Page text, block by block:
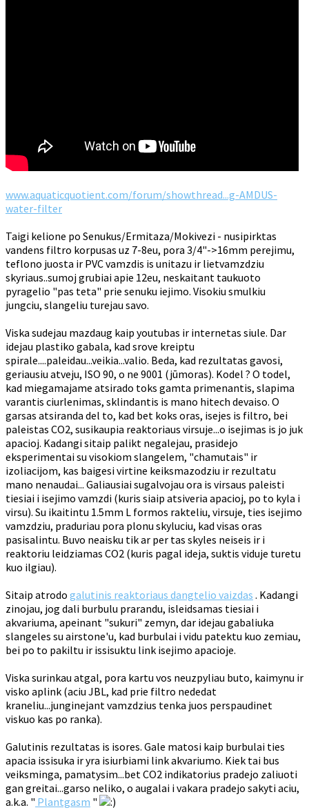
www.aquaticquotient.com/forum/showthread...g-AMDUS-
water-filter
Taigi kelione po Senukus/Ermitaza/Mokivezi - nusipirktas
vandens filtro korpusas uz 7-8eu, pora 3/4"->16mm perejimu,
teflono juosta ir PVC vamzdis is unitazu ir lietvamzdziu
skyriaus..sumoj grubiai apie 12eu, neskaitant taukuoto
pyragelio "pas teta" prie senuku iejimo. Visokiu smulkiu
jungciu, slangeliu turejau savo.
Viska sudejau mazdaug kaip youtubas ir internetas siule. Dar
idejau plastiko gabala, kad srove kreiptu
spirale....paleidau...veikia...valio. Beda, kad rezultatas gavosi,
geriausiu atveju, ISO 90, o ne 9001 (jūmoras). Kodel ? O todel,
kad miegamajame atsirado toks gamta primenantis, slapima
varantis ciurlenimas, sklindantis is mano hitech devaiso. O
garsas atsiranda del to, kad bet koks oras, isejes is filtro, bei
paleistas CO2, susikaupia reaktoriaus virsuje...o isejimas is jo juk
apacioj. Kadangi sitaip palikt negalejau, prasidejo
eksperimentai su visokiom slangelem, "chamutais" ir
izoliacijom, kas baigesi virtine keiksmazodziu ir rezultatu
mano nenaudai... Galiausiai sugalvojau ora is virsaus paleisti
tiesiai i isejimo vamzdi (kuris siaip atsiveria apacioj, po to kyla i
virsu). Su ikaitintu 1.5mm L formos rakteliu, virsuje, ties isejimo
vamzdziu, praduriau pora plonu skyluciu, kad visas oras
pasisalintu. Buvo neaisku tik ar per tas skyles neiseis ir i
reaktoriu leidziamas CO2 (kuris pagal ideja, suktis viduje turetu
kuo ilgiau).
Sitaip atrodo galutinis reaktoriaus dangtelio vaizdas . Kadangi
zinojau, jog dali burbulu prarandu, isleidsamas tiesiai i
akvariuma, apeinant "sukuri" zemyn, dar idejau gabaliuka
slangeles su airstone'u, kad burbulai i vidu patektu kuo zemiau,
bei po to pakiltu ir issisuktu link isejimo apacioje.
Viska surinkau atgal, pora kartu vos neuzpyliau buto, kaimynu ir
visko aplink (aciu JBL, kad prie filtro nededat
kraneliu...junginejant vamzdzius tenka juos perspaudinet
viskuo kas po ranka).
Galutinis rezultatas is isores. Gale matosi kaip burbulai ties
apacia issisuka ir yra isiurbiami link akvariumo. Kiek tai bus
veiksminga, pamatysim...bet CO2 indikatorius pradejo zaliuoti
gan greitai...garso neliko, o augalai i vakara pradejo sakyti aciu,
a.k.a. " Plantgasm "